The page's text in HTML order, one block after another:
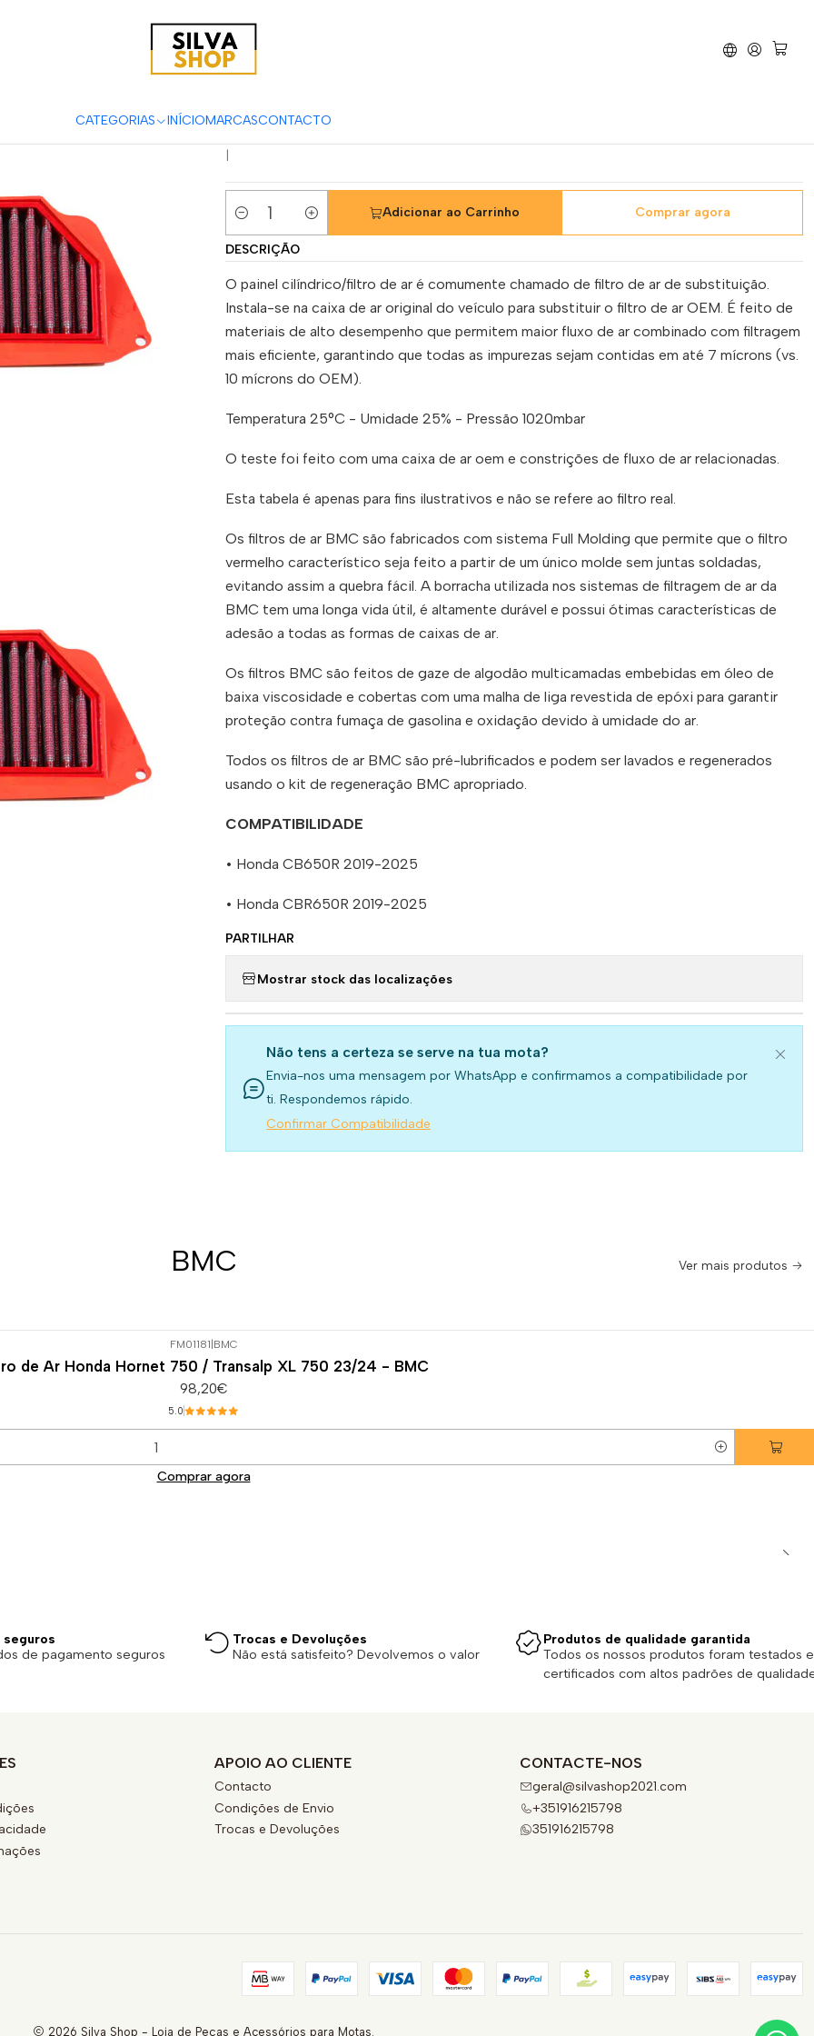
CATEGORIAS INÍCIOMARCASCONTACTO
2025) - FM01069
Quantidade
Adicionar ao Carrinho Comprar agora
DESCRIÇÃO
O painel cilíndrico/filtro de ar é comumente chamado de filtro de ar de substituição.
Instala-se na caixa de ar original do veículo para substituir o filtro de ar OEM. É feito de
materiais de alto desempenho que permitem maior fluxo de ar combinado com filtragem
mais eficiente, garantindo que todas as impurezas sejam contidas em até 7 mícrons (vs.
10 mícrons do OEM).
Temperatura 25°C - Umidade 25% - Pressão 1020mbar
O teste foi feito com uma caixa de ar oem e constrições de fluxo de ar relacionadas.
Esta tabela é apenas para fins ilustrativos e não se refere ao filtro real.
Os filtros de ar BMC são fabricados com sistema Full Molding que permite que o filtro
vermelho característico seja feito a partir de um único molde sem juntas soldadas,
evitando assim a quebra fácil. A borracha utilizada nos sistemas de filtragem de ar da
BMC tem uma longa vida útil, é altamente durável e possui ótimas características de
adesão a todas as formas de caixas de ar.
Os filtros BMC são feitos de gaze de algodão multicamadas embebidas em óleo de
baixa viscosidade e cobertas com uma malha de liga revestida de epóxi para garantir
proteção contra fumaça de gasolina e oxidação devido à umidade do ar.
Todos os filtros de ar BMC são pré-lubrificados e podem ser lavados e regenerados
usando o kit de regeneração BMC apropriado.
COMPATIBILIDADE
• Honda CB650R 2019-2025
• Honda CBR650R 2019-2025
PARTILHAR
Mostrar stock das localizações
Não tens a certeza se serve na tua mota?
Envia-nos uma mensagem por WhatsApp e confirmamos a compatibilidade por
ti. Respondemos rápido.
Confirmar Compatibilidade
BMC Ver mais produtos
FM01181 BMC
de Ar Honda Hornet 750 / Transalp XL 750 23/24 - BMC
98,20€
5.0
Comprar agora
seguros
de pagamento seguros
Trocas e Devoluções
Não está satisfeito? Devolvemos o valor
Produtos de qualidade garantida
Todos os nossos produtos foram testados e
certificados com altos padrões de
APOIO AO CLIENTE
Contacto
Condições de Envio
Trocas e Devoluções
CONTACTE-NOS
geral@silvashop2021.com
+351916215798
351916215798
2026 Silva Shop - Loja de Peças e Acessórios para Motas.